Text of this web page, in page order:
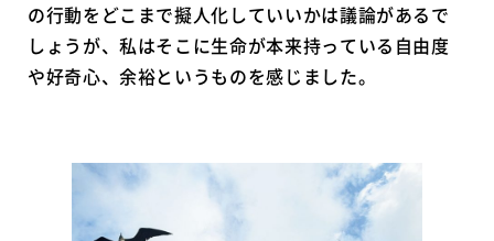
の行動をどこまで擬人化していいかは議論があるで
しょうが、私はそこに生命が本来持っている自由度
や好奇心、余裕というものを感じました。